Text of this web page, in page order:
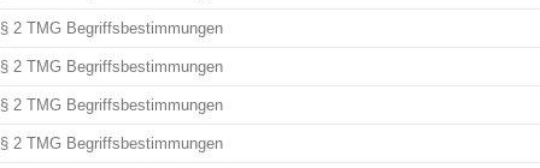
§ 2 TMG Begriffsbestimmungen
§ 2 TMG Begriffsbestimmungen
§ 2 TMG Begriffsbestimmungen
§ 2 TMG Begriffsbestimmungen